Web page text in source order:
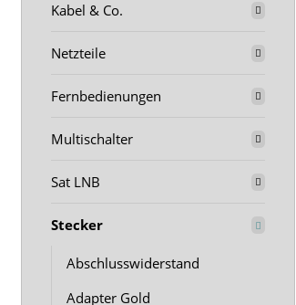
Kabel & Co.
Netzteile
Fernbedienungen
Multischalter
Sat LNB
Stecker
Abschlusswiderstand
Adapter Gold